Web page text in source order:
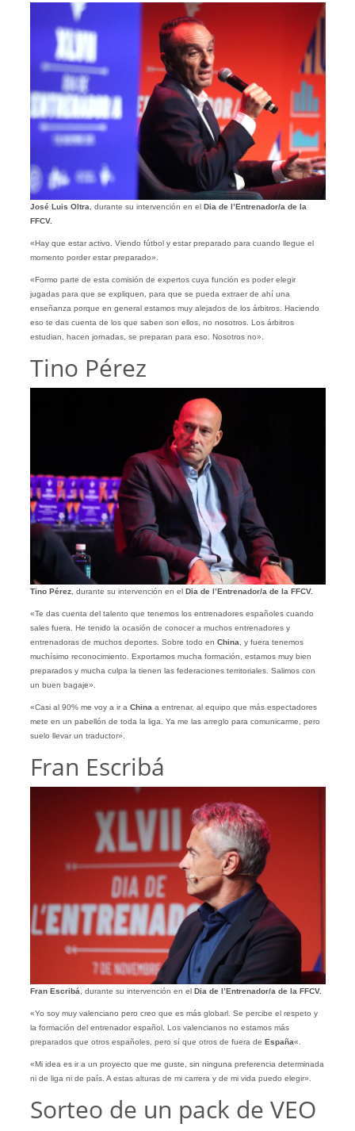
José Luis Oltra , durante su intervención en elDia de l’Entrenador/a de la
FFCV.
«Hay que estar activo. Viendo fútbol y estar preparado para cuando llegue el
momento porder estar preparado».
«Formo parte de esta comisión de expertos cuya función es poder elegir
jugadas para que se expliquen, para que se pueda extraer de ahí una
enseñanza porque en general estamos muy alejados de los árbitros. Haciendo
eso te das cuenta de los que saben son ellos, no nosotros. Los árbitros
estudian, hacen jornadas, se preparan para eso. Nosotros no».
Tino Pérez
Tino Pérez, durante su intervención en el Dia de l’Entrenador/a de la FFCV.
«Te das cuenta del talento que tenemos los entrenadores españoles cuando
sales fuera. He tenido la ocasión de conocer a muchos entrenadores y
entrenadoras de muchos deportes. Sobre todo en China, y fuera tenemos
muchísimo reconocimiento. Exportamos mucha formación, estamos muy bien
preparados y mucha culpa la tienen las federaciones territoriales. Salimos con
un buen bagaje».
«Casi al 90% me voy a ir a Chinaa entrenar, al equipo que más espectadores
mete en un pabellón de toda la liga. Ya me las arreglo para comunicarme, pero
suelo llevar un traductor».
Fran Escribá
Fran Escribá , durante su intervención en elDia de l’Entrenador/a de la FFCV.
«Yo soy muy valenciano pero creo que es más globarl. Se percibe el respeto y
la formación del entrenador español. Los valencianos no estamos más
preparados que otros españoles, pero sí que otros de fuera de España«.
«Mi idea es ir a un proyecto que me guste, sin ninguna preferencia determinada
ni de liga ni de país. A estas alturas de mi carrera y de mi vida puedo elegir».
Sorteo de un pack de VEO